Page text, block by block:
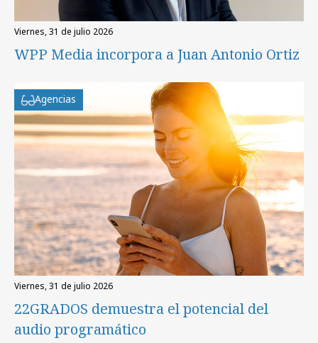
viernes, 31 de julio 2026
WPP Media incorpora a Juan Antonio Ortiz
Agencias
viernes, 31 de julio 2026
22GRADOS demuestra el potencial del
audio programático